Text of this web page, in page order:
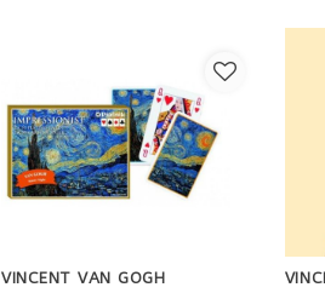
VINCENT VAN GOGH